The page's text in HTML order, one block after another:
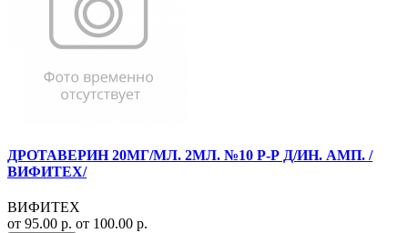
ДРОТАВЕРИН 20МГ/МЛ. 2МЛ. №10 Р-Р Д/ИН. АМП. /
ВИФИТЕХ/
ВИФИТЕХ
от 95.00 р. от 100.00 р.